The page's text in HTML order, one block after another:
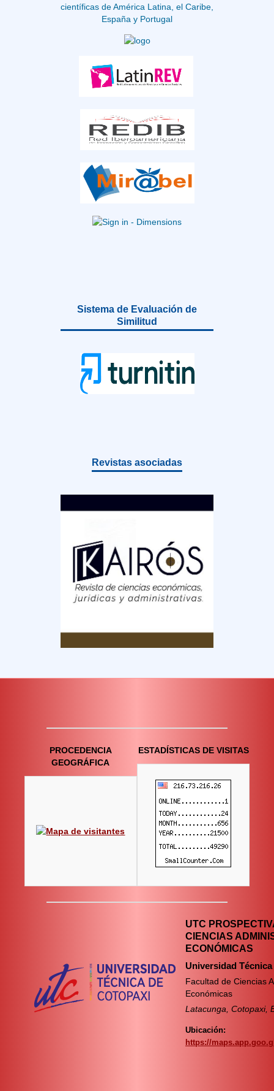
Sistema de Evaluación de
Similitud
Revistas asociadas
PROCEDENCIA
GEOGRÁFICA
ESTADÍSTICAS DE VISITAS
UTC
CIENCIAS
ECONÓMICAS
Universidad
Facultad de Ciencias
Económicas
Latacunga, Cotopaxi,
Ubicación:
https://